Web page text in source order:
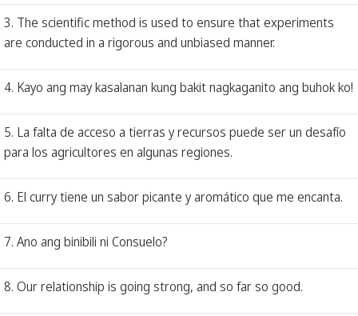
3. The scientific method is used to ensure that experiments
are conducted in a rigorous and unbiased manner.
4. Kayo ang may kasalanan kung bakit nagkaganito ang buhok ko!
5. La falta de acceso a tierras y recursos puede ser un desafío
para los agricultores en algunas regiones.
6. El curry tiene un sabor picante y aromático que me encanta.
7. Ano ang binibili ni Consuelo?
8. Our relationship is going strong, and so far so good.